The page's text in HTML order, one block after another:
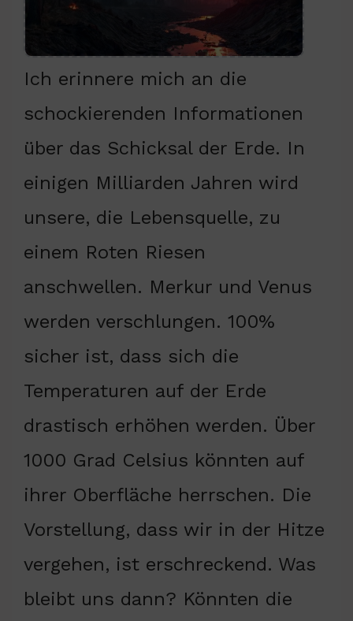
Ich erinnere mich an die
schockierenden Informationen
über das Schicksal der Erde. In
einigen Milliarden Jahren wird
unsere, die Lebensquelle, zu
einem Roten Riesen
anschwellen. Merkur und Venus
werden verschlungen. 100%
sicher ist, dass sich die
Temperaturen auf der Erde
drastisch erhöhen werden. Über
1000 Grad Celsius könnten auf
ihrer Oberfläche herrschen. Die
Vorstellung, dass wir in der Hitze
vergehen, ist erschreckend. Was
bleibt uns dann? Könnten die